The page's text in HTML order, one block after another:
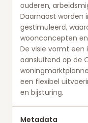
ouderen,
Daarnaast worden
gestimuleerd,
woonconcepten
De visie vormt een
aansluitend op de
een flexibel
en bijsturing.
Metadata